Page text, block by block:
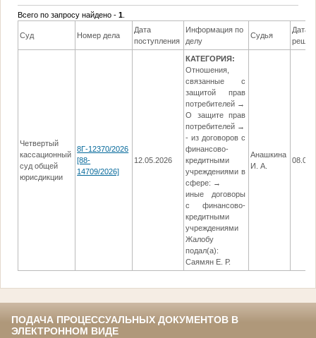
Всего по запросу найдено -1
Суд Номер дела
Дата
поступления
Информация по
делу
Судья
Дата
Четвертый
кассационный
суд общей
юрисдикции
8Г-12370/2026
[88-
14709/2026]
12.05.2026
КАТЕГОРИЯ:
Отношения,
связанные с
защитой прав
потребителей →
О защите прав
потребителей →
- из договоров с
финансово-
кредитными
учреждениями в
сфере: →
иные договоры
с финансово-
кредитными
учреждениями
Жалобу
подал(а):
Саямян Е. Р.
Анашкина
И. А.
ПОДАЧА ПРОЦЕССУАЛЬНЫХ ДОКУМЕНТОВ В
ЭЛЕКТРОННОМ ВИДЕ